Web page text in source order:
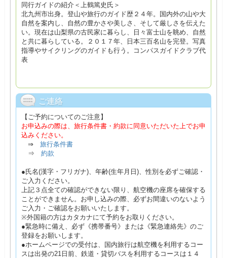
同行ガイドの紹介＜上鶴篤史氏＞
北九州市出身。登山や旅行のガイド歴２４年。国内外の山や大
自然を案内し、自然の豊かさや美しさ、そして厳しさを伝えた
い。現在は山梨県の古民家に暮らし、日々富士山を眺め、自然
と共に暮らしている。２０１７年、日本三百名山を完登。写真
指導やサイクリングのガイドも行う。コンパスガイドクラブ代
表
ご連絡
【ご予約についてのご注意】
お申込みの際は、旅行条件書・約款に同意いただいた上でお申
込みください。
⇒ 旅行条件書
⇒ 約款
●氏名(漢字・フリガナ)、年齢(生年月日)、性別を必ずご確認・
ご入力ください。
上記３点全ての確認ができない限り、航空機の座席を確保する
ことができません。お申し込みの際、必ずお間違いのないよう
ご入力・ご確認をお願いいたします。
※外国籍の方はカタカナにて予約をお取りください。
●緊急時に備え、必ず《携帯番号》または《緊急連絡先》のご
登録をお願いします。
●ホームページでの受付は、国内旅行は航空機を利用するコー
スは出発の21日前、鉄道・貸切バスを利用するコースは１４